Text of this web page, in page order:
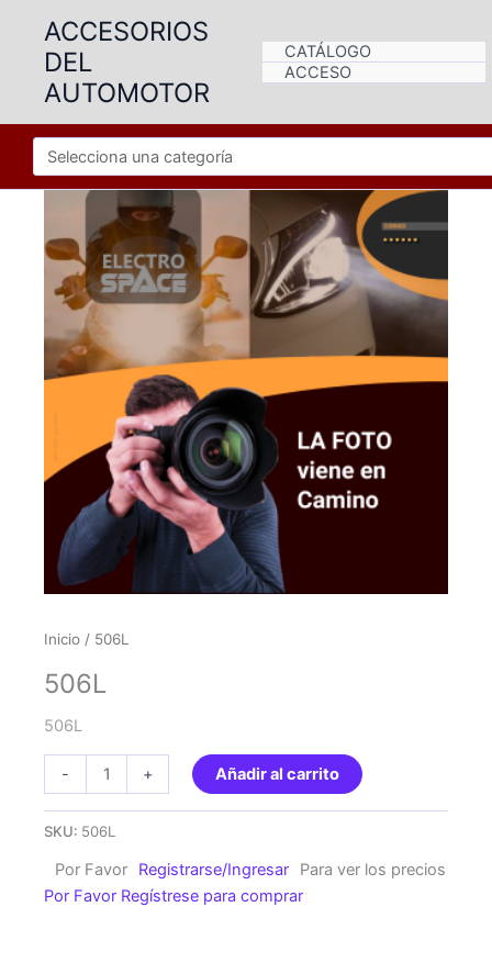
contenido
ACCESORIOS
DEL
AUTOMOTOR
CATÁLOGO
ACCESO
Inicio / 506L
506L
506L
-
cantidad
+ Añadir al carrito
SKU: 506L
Por Favor Registrarse/Ingresar
Para ver los precios
Por Favor Regístrese para comprar